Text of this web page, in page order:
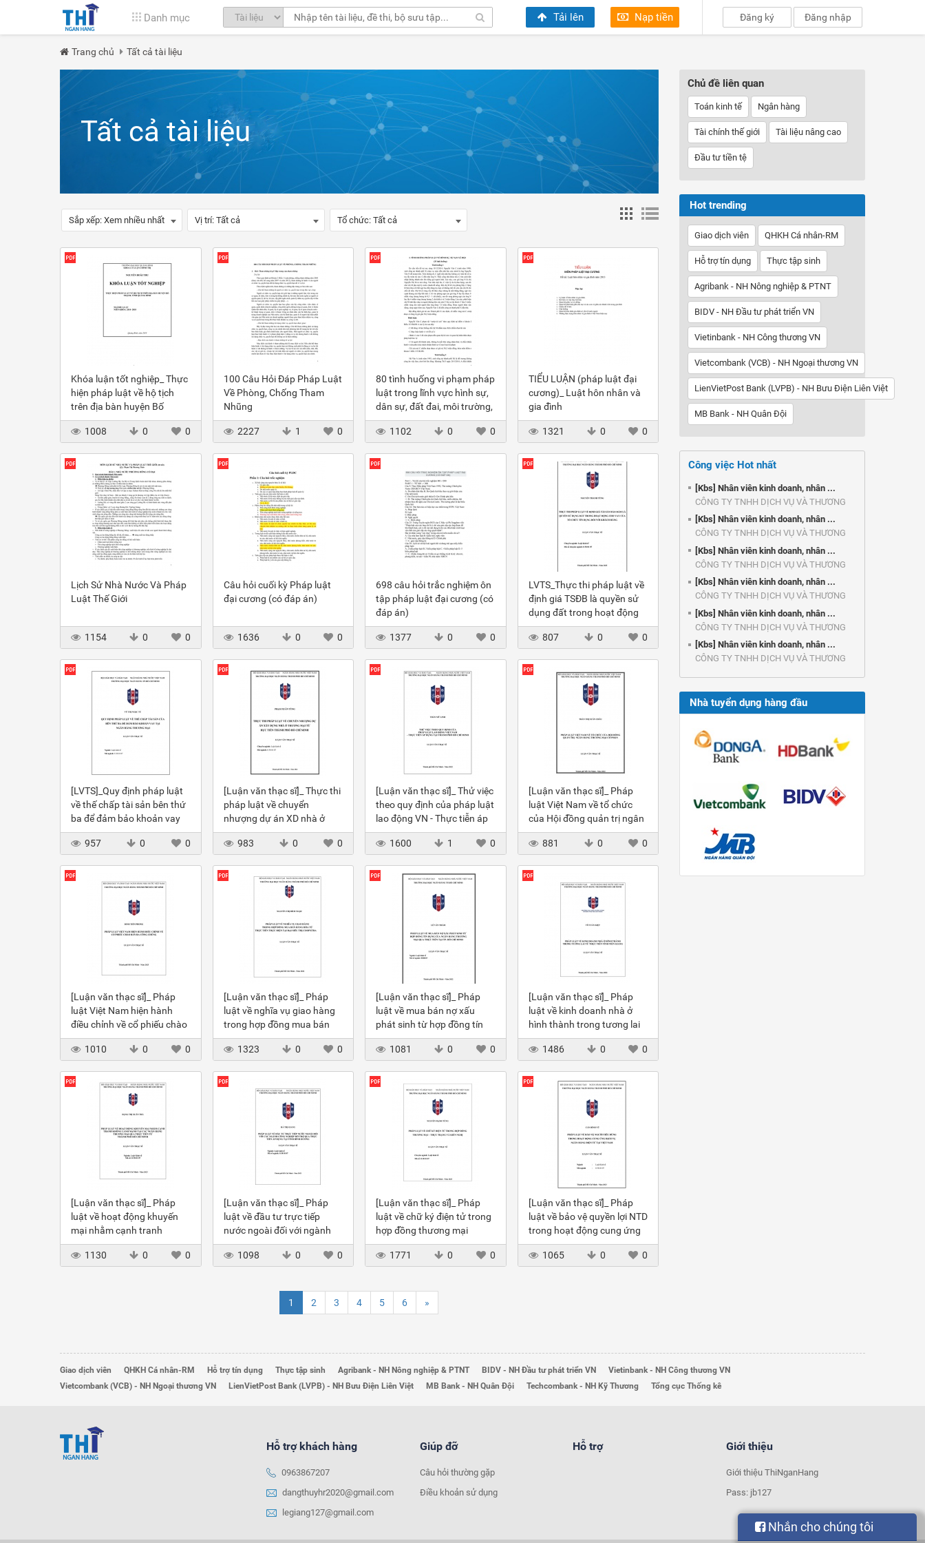
Danh mục Tải lên Nạp tiền Đăng ký Đăng nhập
Trang chủ Tất cả tài liệu
Tất cả tài liệu
Sắp xếp: Xem nhiều nhất Vị trí: Tất cả Tổ chức: Tất cả
Khóa luận tốt nghiệp_ Thực
hiện pháp luật về hộ tịch
trên địa bàn huyện Bố
Trạch, tỉnh Quảng Bình
1008
0 0
100 Câu Hỏi Đáp Pháp Luật
Về Phòng, Chống Tham
Nhũng
2227 1 0
80 tình huống vi phạm pháp
luật trong lĩnh vực hình sự,
dân sự, đất đai, môi trường,
phòng chống tệ nạn xã hội
1102
0 0
TIỂU LUẬN (pháp luật đại
cương)_ Luật hôn nhân và
gia đình
1321 0 0
Lịch Sử Nhà Nước Và Pháp
Luật Thế Giới
1154 0 0
Câu hỏi cuối kỳ Pháp luật
đại cương (có đáp án)
1636 0 0
698 câu hỏi trắc nghiệm ôn
tập pháp luật đại cương (có
đáp án)
1377 0 0
LVTS_Thực thi pháp luật về
định giá TSĐB là quyền sử
dụng đất trong hoạt động
cho vay của TCTD
807
0 0
[LVTS]_Quy định pháp luật
về thế chấp tài sản bên thứ
ba để đảm bảo khoản vay
tại NHTM
957
0 0
[Luận văn thạc sĩ]_ Thực thi
pháp luật về chuyển
nhượng dự án XD nhà ở
thương mại tại HCM
983
0 0
[Luận văn thạc sĩ]_ Thử việc
theo quy định của pháp luật
lao động VN - Thực tiễn áp
dụng
1600
1 0
[Luận văn thạc sĩ]_ Pháp
luật Việt Nam về tổ chức
của Hội đồng quản trị ngân
hàng TMCP
881
0 0
[Luận văn thạc sĩ]_ Pháp
luật Việt Nam hiện hành
điều chỉnh về cổ phiếu chào
bán ra công chúng
1010
0 0
[Luận văn thạc sĩ]_ Pháp
luật về nghĩa vụ giao hàng
trong hợp đồng mua bán
hàng hóa
1323
0 0
[Luận văn thạc sĩ]_ Pháp
luật về mua bán nợ xấu
phát sinh từ hợp đồng tín
dụng của NHTM
1081
0 0
[Luận văn thạc sĩ]_ Pháp
luật về kinh doanh nhà ở
hình thành trong tương lai
từ thực tiễn
1486
0 0
[Luận văn thạc sĩ]_ Pháp
luật về hoạt động khuyến
mại nhằm cạnh tranh
không lành mạnh tại NHTM
1130
0 0
[Luận văn thạc sĩ]_ Pháp
luật về đầu tư trực tiếp
nước ngoài đối với ngành
công nghiệp hỗ trợ
1098
0 0
[Luận văn thạc sĩ]_ Pháp
luật về chữ ký điện tử trong
hợp đồng thương mại
1771 0 0
[Luận văn thạc sĩ]_ Pháp
luật về bảo vệ quyền lợi NTD
trong hoạt động cung ứng
dịch vụ NHĐT
1065
0 0
1 2 3 4 5 6 »
Chủ đề liên quan
Toán kinh tế Ngân hàng
Tài chính thế giới Tài liệu nâng cao
Đầu tư tiền tệ
Hot trending
Giao dịch viên QHKH Cá nhân-RM
Hỗ trợ tín dụng Thực tập sinh
Agribank - NH Nông nghiệp & PTNT
BIDV - NH Đầu tư phát triển VN
Vietinbank - NH Công thương VN
Vietcombank (VCB) - NH Ngoại thương VN
LienVietPost Bank (LVPB) - NH Bưu Điện Liên Việt
MB Bank - NH Quân Đội
Công việc Hot nhất
[Kbs] Nhân viên kinh doanh, nhân ...
CÔNG TY TNHH DỊCH VỤ VÀ THƯƠNG
MẠI ...
[Kbs] Nhân viên kinh doanh, nhân ...
CÔNG TY TNHH DỊCH VỤ VÀ THƯƠNG
MẠI ...
[Kbs] Nhân viên kinh doanh, nhân ...
CÔNG TY TNHH DỊCH VỤ VÀ THƯƠNG
MẠI ...
[Kbs] Nhân viên kinh doanh, nhân ...
CÔNG TY TNHH DỊCH VỤ VÀ THƯƠNG
MẠI ...
[Kbs] Nhân viên kinh doanh, nhân ...
CÔNG TY TNHH DỊCH VỤ VÀ THƯƠNG
MẠI ...
[Kbs] Nhân viên kinh doanh, nhân ...
CÔNG TY TNHH DỊCH VỤ VÀ THƯƠNG
Nhà tuyển dụng hàng đầu
Giao dịch viên QHKH Cá nhân-RM Hỗ trợ tín dụng Thực tập sinh Agribank - NH Nông nghiệp & PTNT BIDV - NH Đầu tư phát triển VN
Vietinbank - NH Công thương VN
Vietcombank (VCB) - NH Ngoại thương VN
LienVietPost Bank (LVPB) - NH Bưu Điện Liên Việt MB Bank - NH Quân Đội Techcombank - NH Kỹ Thương Tổng cục Thống kê
Hỗ trợ khách hàng
0963867207
dangthuyhr2020@gmail.com
legiang127@gmail.com
Giúp đỡ
Câu hỏi thường gặp
Điều khoản sử dụng
Hỗ trợ Giới thiệu
Giới thiệu ThiNganHang
Pass: jb127
Nhắn cho chúng tôi